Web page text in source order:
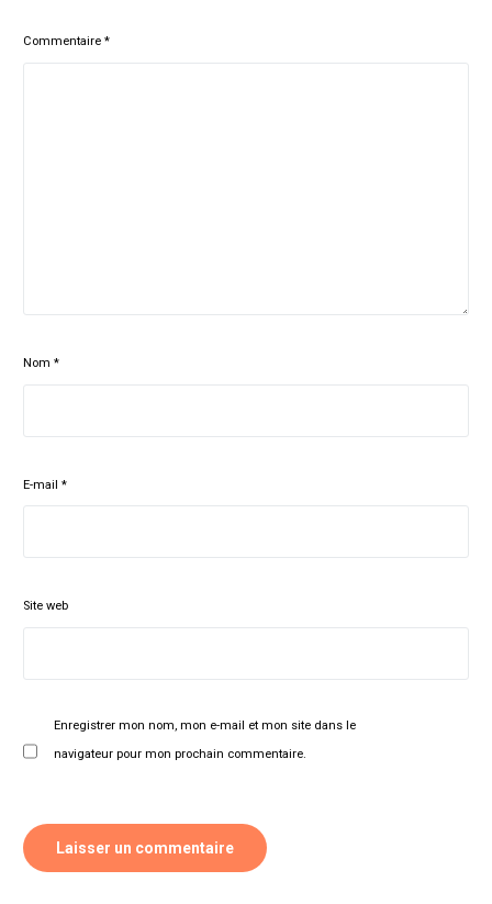
Commentaire*
Nom*
E-mail*
Site web
Enregistrer mon nom, mon e-mail et mon site dans le
navigateur pour mon prochain commentaire.